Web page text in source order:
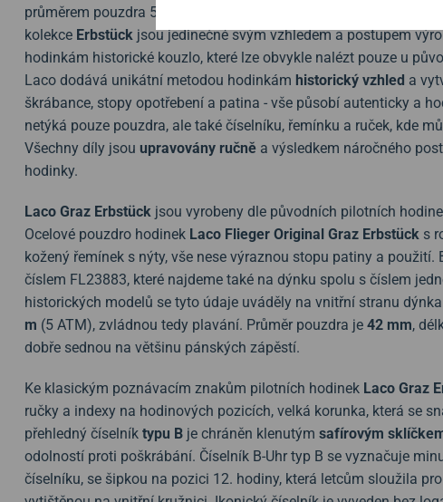
průměrem pouzdra 55 mm a vypadají, jako by je nosilo již několik
kolekce Erbstück jsou jedinečné svým vzhledem a postupem
hodinkám historické kouzlo, které lze obvykle nalézt pouze u
Laco dodává unikátní metodou hodinkám historický vzhled a
škrábance, stopy opotřebení a patina - vše působí autenticky a
netýká pouze pouzdra, ale také číselníku, řemínku a ruček, kde
Všechny díly jsou upravovány ručně a výsledkem náročného
hodinky.
Laco Graz Erbstück jsou vyrobeny dle původních pilotních
Ocelové pouzdro hodinek Laco Flieger Original Graz Erbstück s
kožený řemínek s nýty, vše nese výraznou stopu patiny a
číslem FL23883, které najdeme také na dýnku spolu s číslem
historických modelů se tyto údaje uváděly na vnitřní stranu
m (5 ATM), zvládnou tedy plavání. Průměr pouzdra je 42 mm,
dobře sednou na většinu pánských zápěstí.
Ke klasickým poznávacím znakům pilotních hodinek Laco Graz
ručky a indexy na hodinových pozicích, velká korunka, která se
přehledný číselník typu B je chráněn klenutým safírovým
odolností proti poškrábání. Číselník B-Uhr typ B se vyznačuje
číselníku, se šipkou na pozici 12. hodiny, která letcům sloužila